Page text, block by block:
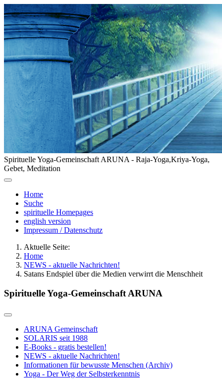
Spirituelle Yoga-Gemeinschaft ARUNA - Raja-Yoga,Kriya-Yoga,
Gebet, Meditation
Home
Suche
spirituelle Homepages
english version
Impressum / Datenschutz
Aktuelle Seite:
Home
NEWS - aktuelle Nachrichten!
Satans Endspiel über die Medien verwirrt die Menschheit
Spirituelle Yoga-Gemeinschaft ARUNA
ARUNA Gemeinschaft
SOLARIS seit 1988
E-Books - gratis bestellen!
NEWS - aktuelle Nachrichten!
Informationen für bewusste Menschen (Archiv)
Yoga - Der Weg der Selbsterkenntnis